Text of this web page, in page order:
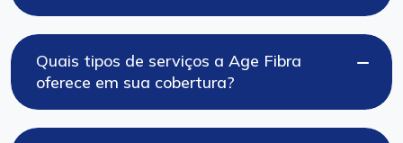
Quais tipos de serviços a Age Fibra
oferece em sua cobertura?